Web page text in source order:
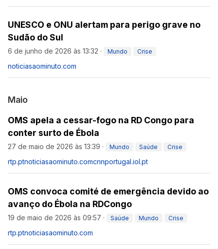
UNESCO e ONU alertam para perigo grave no
Sudão do Sul
6 de junho de 2026 às 13:32 · Mundo Crise
noticiasaominuto.com
Maio
OMS apela a cessar-fogo na RD Congo para
conter surto de Ébola
27 de maio de 2026 às 13:39 · Mundo Saúde Crise
rtp.ptnoticiasaominuto.comcnnportugal.iol.pt
OMS convoca comité de emergência devido ao
avanço do Ébola na RDCongo
19 de maio de 2026 às 09:57 · Saúde Mundo Crise
rtp.ptnoticiasaominuto.com